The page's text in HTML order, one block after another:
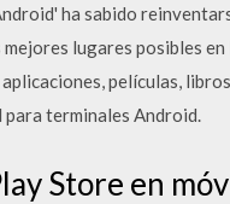
ha sabido
lugares posibles en
películas,
terminales Android.
Store en